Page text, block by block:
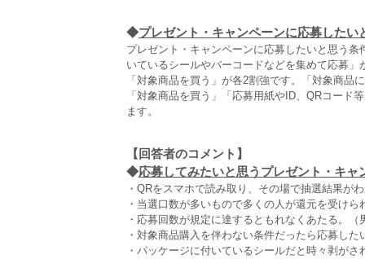
◆プレゼント・キャンペーンに応募したい
プレゼント・キャンペーンに応募したいと思う
いているシールやバーコードなどを集めて応募
「対象商品を買う」が各2割強です。「対象商
「対象商品を買う」「応募用紙やID、QRコード
ます。
【回答者のコメント】
◆応募してみたいと思うプレゼント・キャ
・QRをスマホで読み取り、その場で抽選結果が
・当選口数が多いもので多くの人が還元を受けら
・応募回数が規定に達するともれなくあたる。（
・対象商品購入を伴わない条件だったら応募した
・パッケージに付いているシールだと時々剥が